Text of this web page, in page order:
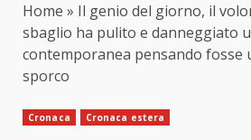
Home » Il genio del giorno, il
sbaglio ha pulito e danneggiato
contemporanea pensando fosse
sporco
Cronaca Cronaca estera